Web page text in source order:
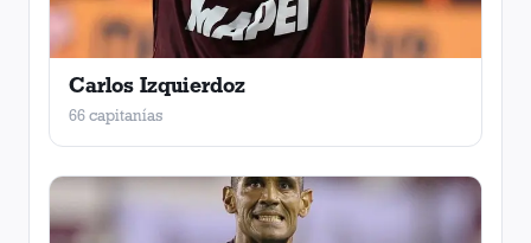
Carlos Izquierdoz
66 capitanías